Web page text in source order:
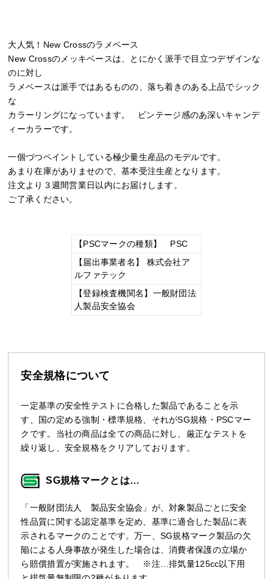
大人気！New Crossのラメベース
New Crossのメッキベースは、とにかく派手で目立つデザインな
のに対し
ラメベースは派手ではあるものの、落ち着きのある上品でシック
な
カラーリングになっています。 ビンテージ感のあ深いキャンデ
ィーカラーです。
一個づつペイントしている極少量生産品のモデルです。
あまり在庫がありませので、基本受注生産となります。
注文より３週間営業日以内にお届けします。
ご了承ください。
【PSCマークの種類】 PSC
【届出事業者名】 株式会社ア
ルファテック
【登録検査機関名】一般財団法
人製品安全協会
安全規格について
一定基準の安全性テストに合格した製品であることを示
す、国の定める強制・標準規格、それがSG規格・PSCマー
クです。当社の商品は全ての商品に対し、厳正なテストを
繰り返し、安全規格をクリアしております。
SG規格マークとは…
「一般財団法人 製品安全協会」が、対象製品ごとに安全
性品質に関する認定基準を定め、基準に適合した製品に表
示されるマークのことです。万一、SG規格マーク製品の欠
陥による人身事故が発生した場合は、消費者保護の立場か
ら賠償措置が実施されます。 ※注…排気量125cc以下用